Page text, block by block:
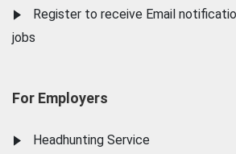
Register to receive Email
jobs
For Employers
Headhunting Service